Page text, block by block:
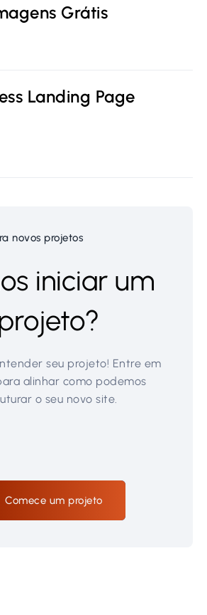
Grátis
Landing Page
novos projetos
iniciar um
seu projeto! Entre em
alinhar como podemos
o seu novo site.
Comece um projeto